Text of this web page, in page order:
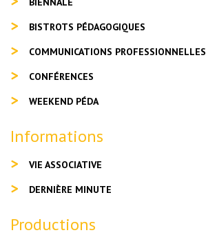
BISTROTS PÉDAGOGIQUES
COMMUNICATIONS PROFESSIONNELLES
CONFÉRENCES
WEEKEND PÉDA
Informations
VIE ASSOCIATIVE
DERNIÈRE MINUTE
Productions